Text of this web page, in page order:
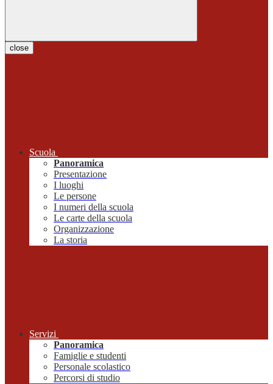
close
Scuola
Panoramica
Presentazione
I luoghi
Le persone
I numeri della scuola
Le carte della scuola
Organizzazione
La storia
Servizi
Panoramica
Famiglie e studenti
Personale scolastico
Percorsi di studio